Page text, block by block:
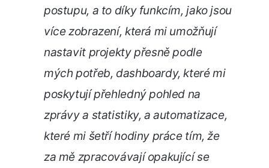
postupu, a to díky funkcím, jako jsou
více zobrazení, která mi umožňují
nastavit projekty přesně podle
mých potřeb, dashboardy, které mi
poskytují přehledný pohled na
zprávy a statistiky, a automatizace,
které mi šetří hodiny práce tím, že
za mě zpracovávají opakující se